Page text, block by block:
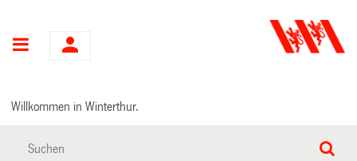
Hauptnavigation
Willkommen in Winterthur.